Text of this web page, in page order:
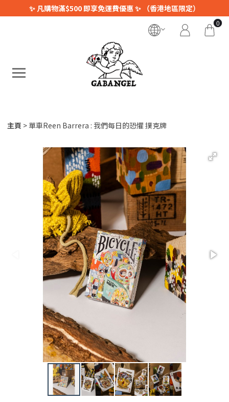
✨ 凡購物滿$500 即享免運費優惠 ✨ （香港地區限定）
0
主頁 單車Reen Barrera : 我們每日的恐懼 撲克牌